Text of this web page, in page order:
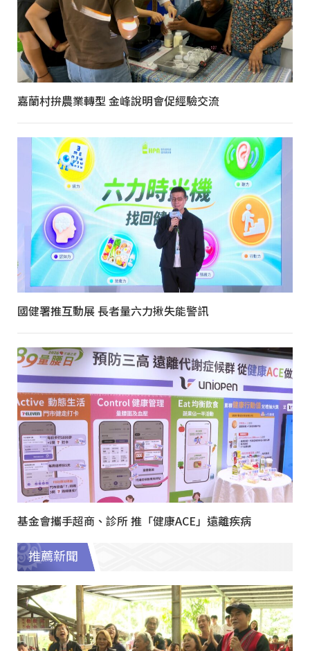
嘉蘭村拚農業轉型 金峰說明會促經驗交流
國健署推互動展 長者量六力揪失能警訊
基金會攜手超商、診所 推「健康ACE」遠離疾病
推薦新聞